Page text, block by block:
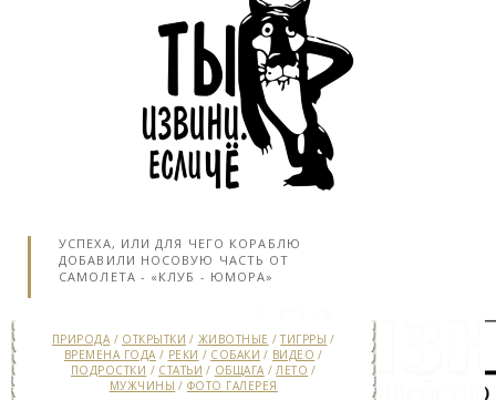
УСПЕХА, ИЛИ ДЛЯ ЧЕГО КОРАБЛЮ
ДОБАВИЛИ НОСОВУЮ ЧАСТЬ ОТ
САМОЛЕТА - «КЛУБ - ЮМОРА»
ПРИРОДА / ОТКРЫТКИ / ЖИВОТНЫЕ /ТИГРРЫ /
ВРЕМЕНА ГОДА / РЕКИ / СОБАКИ / ВИДЕО /
ПОДРОСТКИ / СТАТЬИ / ОБЩАГА /ЛЕТО /
МУЖЧИНЫ / ФОТО ГАЛЕРЕЯ